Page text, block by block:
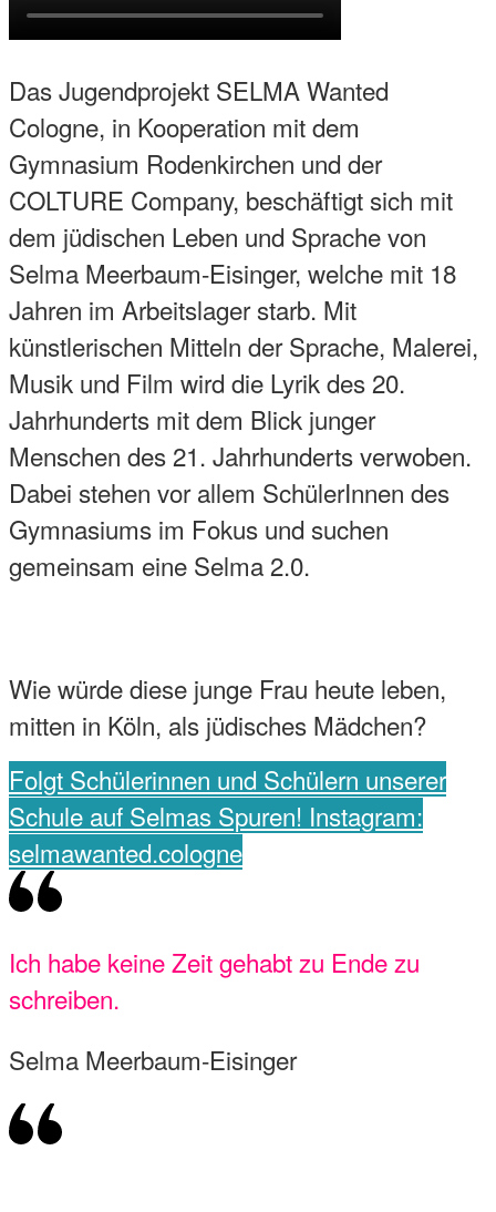
Das Jugendprojekt SELMA Wanted
Cologne, in Kooperation mit dem
Gymnasium Rodenkirchen und der
COLTURE Company, beschäftigt sich mit
dem jüdischen Leben und Sprache von
Selma Meerbaum-Eisinger, welche mit 18
Jahren im Arbeitslager starb. Mit
künstlerischen Mitteln der Sprache, Malerei,
Musik und Film wird die Lyrik des 20.
Jahrhunderts mit dem Blick junger
Menschen des 21. Jahrhunderts verwoben.
Dabei stehen vor allem SchülerInnen des
Gymnasiums im Fokus und suchen
gemeinsam eine Selma 2.0.
Wie würde diese junge Frau heute leben,
mitten in Köln, als jüdisches Mädchen?
Folgt Schülerinnen und Schülern unserer
Schule auf Selmas Spuren! Instagram:
selmawanted.cologne
Ich habe keine Zeit gehabt zu Ende zu
schreiben.
Selma Meerbaum-Eisinger